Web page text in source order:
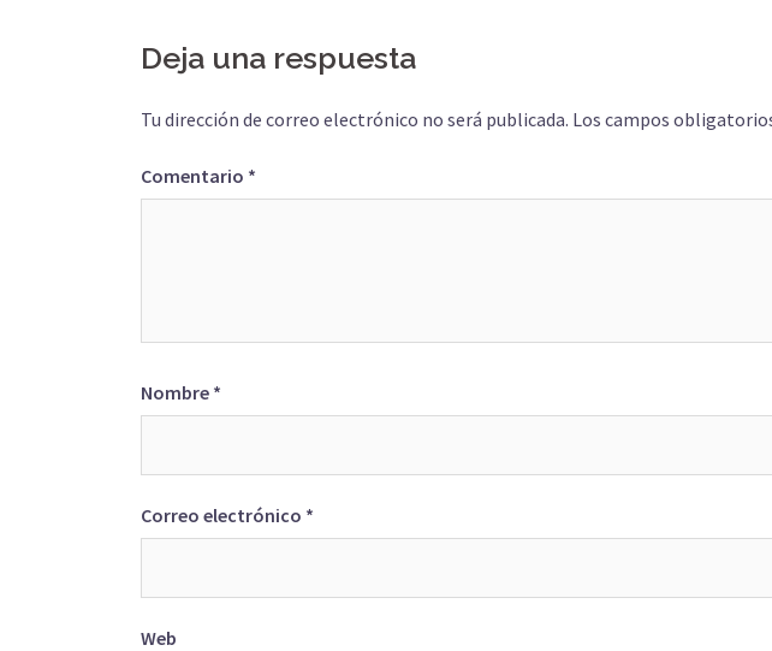
Deja una respuesta
Tu dirección de correo electrónico no será publicada. Los campos
Comentario *
Nombre *
Correo electrónico *
Web